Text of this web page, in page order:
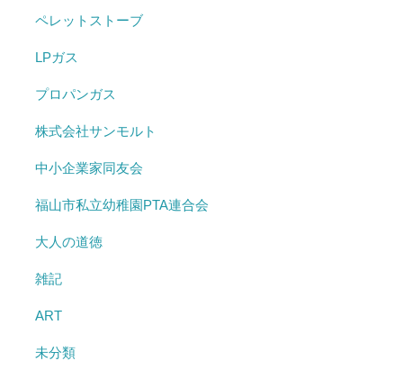
ペレットストーブ
LPガス
プロパンガス
株式会社サンモルト
中小企業家同友会
福山市私立幼稚園PTA連合会
大人の道徳
雑記
ART
未分類